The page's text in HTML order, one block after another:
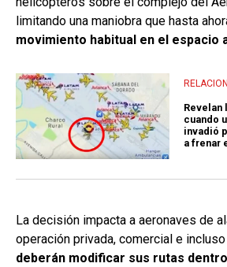
limitando una maniobra que hasta
movimiento habitual en el espacio
Revelan
cuando
invadió
a frenar
La decisión impacta a aeronaves de
operación privada, comercial e
deberán modificar sus rutas